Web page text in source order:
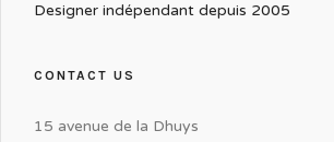
Designer indépendant depuis 2005
CONTACT US
15 avenue de la Dhuys